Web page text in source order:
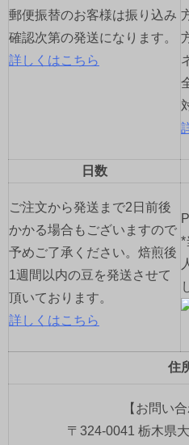
郵便振替のお客様は振り込み
確認次第の発送になります。
詳しくはこちら
日数
ご注文から発送まで2日前後
かかる場合もございますので
予めご了承ください。焙煎後
1週間以内の豆を発送させて
頂いております。
詳しくはこちら
*
住
【お問い
〒324-0041 栃木県